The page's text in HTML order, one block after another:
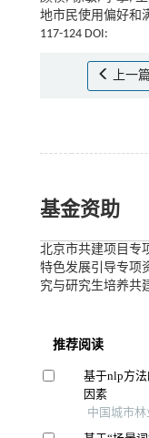
地市民使用偏好和
117-124 DOI:
上一篇
基金资助
北京市共建项目专
特色发展引导专项
究与研究生培养共